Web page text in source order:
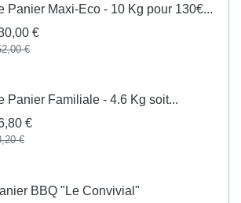
Panier Maxi-Eco - 10 Kg pour 130€...
€
€
Panier Familiale - 4.6 Kg soit...
€
€
BBQ "Le Convivial"